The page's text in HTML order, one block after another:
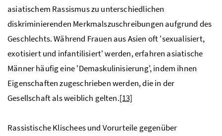
asiatischem Rassismus zu unterschiedlichen
diskriminierenden Merkmalszuschreibungen aufgrund des
Geschlechts. Während Frauen aus Asien oft 'sexualisiert,
exotisiert und infantilisiert' werden, erfahren asiatische
Männer häufig eine 'Demaskulinisierung', indem ihnen
Eigenschaften zugeschrieben werden, die in der
Gesellschaft als weiblich gelten.[13]
Rassistische Klischees und Vorurteile gegenüber